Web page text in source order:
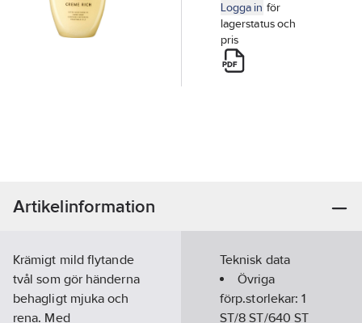
Logga in för
lagerstatus och
pris
Artikelinformation
Krämigt mild flytande
tvål som gör händerna
behagligt mjuka och
rena. Med
Teknisk data
Övriga
förp.storlekar:1
ST/8 ST/640 ST